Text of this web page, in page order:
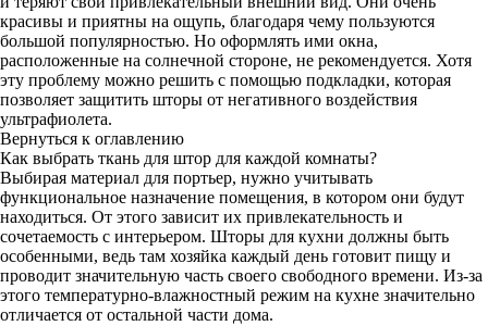
красивы и приятны на ощупь, благодаря чему пользуются
большой популярностью. Но оформлять ими окна,
расположенные на солнечной стороне, не рекомендуется. Хотя
эту проблему можно решить с помощью подкладки, которая
позволяет защитить шторы от негативного воздействия
ультрафиолета.
Вернуться к оглавлению
Как выбрать ткань для штор для каждой комнаты?
Выбирая материал для портьер, нужно учитывать
функциональное назначение помещения, в котором они будут
находиться. От этого зависит их привлекательность и
сочетаемость с интерьером. Шторы для кухни должны быть
особенными, ведь там хозяйка каждый день готовит пищу и
проводит значительную часть своего свободного времени. Из-за
этого температурно-влажностный режим на кухне значительно
отличается от остальной части дома.